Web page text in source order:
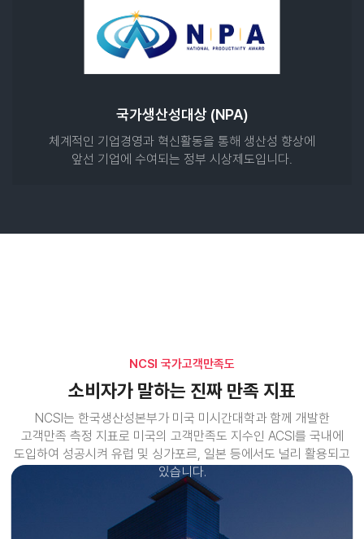
국가생산성대상 (NPA)
체계적인 기업경영과 혁신활동을 통해 생산성 향상에
앞선 기업에 수여되는 정부 시상제도입니다.
NCSI 국가고객만족도
소비자가 말하는 진짜 만족 지표
NCSI는 한국생산성본부가 미국 미시간대학과 함께 개발한
고객만족 측정 지표로 미국의 고객만족도 지수인 ACSI를 국내에
도입하여 성공시켜 유럽 및 싱가포르, 일본 등에서도 널리 활용되고
있습니다.
NCSI 국가고객만족도
소비자가 말하는 진짜 만족 지표
NCSI는 한국생산성본부가 미국 미시간대학과 함께 개발한
고객만족 측정 지표로 미국의 고객만족도 지수인 ACSI를 국내에
도입하여 성공시켜 유럽 및 싱가포르, 일본 등에서도 널리 활용되고
있습니다.